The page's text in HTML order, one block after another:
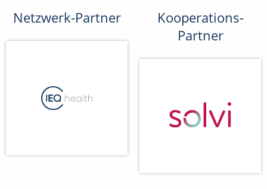
Netzwerk-Partner
Kooperations-
Partner